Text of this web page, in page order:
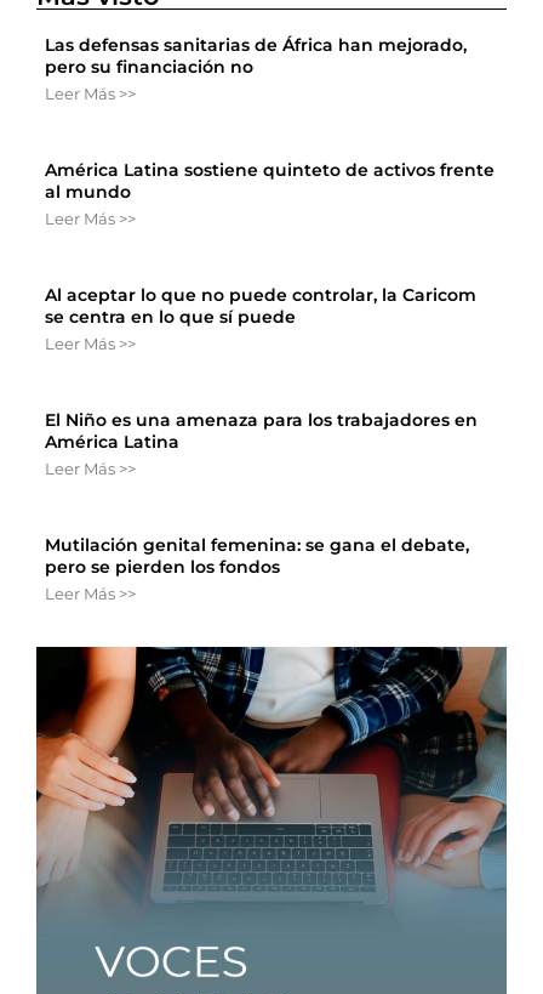
Las defensas sanitarias de África han mejorado,
pero su financiación no
Leer Más >>
América Latina sostiene quinteto de activos frente
al mundo
Leer Más >>
Al aceptar lo que no puede controlar, la Caricom
se centra en lo que sí puede
Leer Más >>
El Niño es una amenaza para los trabajadores en
América Latina
Leer Más >>
Mutilación genital femenina: se gana el debate,
pero se pierden los fondos
Leer Más >>